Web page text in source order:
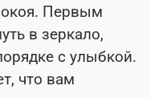
Первым
в зеркало,
с улыбкой.
что вам